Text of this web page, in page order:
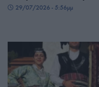
29/07/2026 - 5:56μμ